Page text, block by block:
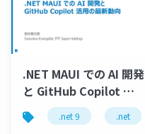
.NET MAUI での AI 開発
と GitHub Copilot 活
用の最新動向
.net 9 .net